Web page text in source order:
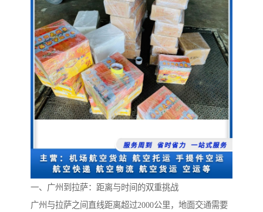
一、广州到拉萨：距离与时间的双重挑战
广州与拉萨之间直线距离超过2000公里，地面交通需要